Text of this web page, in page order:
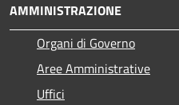
AMMINISTRAZIONE
Organi di Governo
Aree Amministrative
Uffici